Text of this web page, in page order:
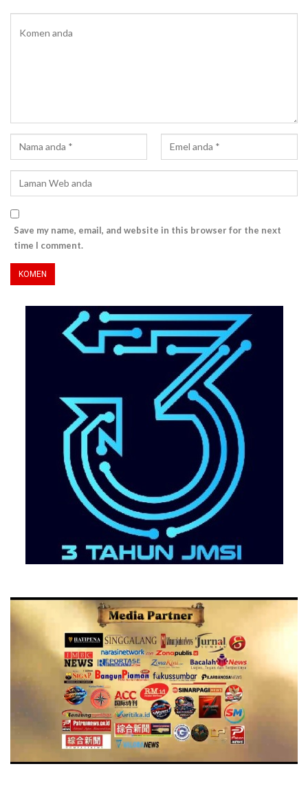
Save my name, email, and website in this browser for the next
time I comment.